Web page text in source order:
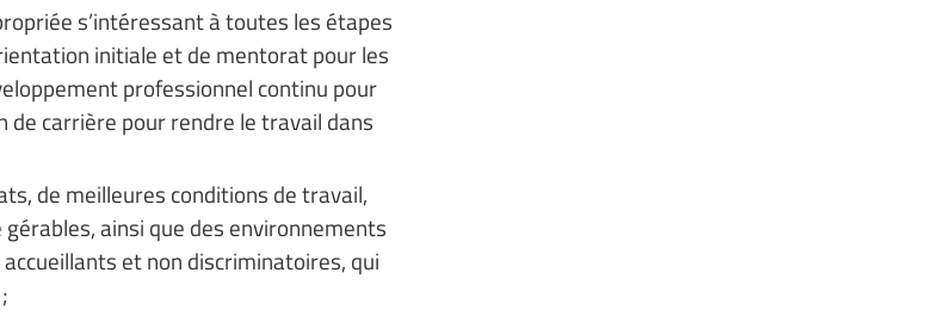
s’intéressant à toutes les étapes
initiale et de mentorat pour les
professionnel continu pour
de carrière pour rendre le travail dans
de meilleures conditions de travail,
ainsi que des environnements
et non discriminatoires, qui